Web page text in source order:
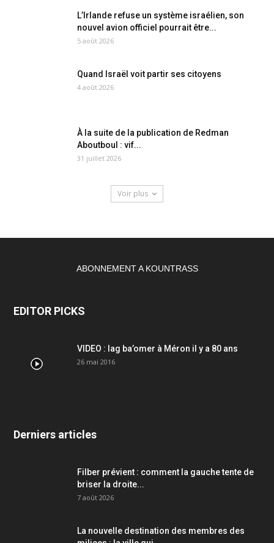
L’Irlande refuse un système israélien, son
nouvel avion officiel pourrait être...
5 août 2026
Quand Israël voit partir ses citoyens
4 août 2026
À la suite de la publication de Redman
Aboutboul : vif...
31 juillet 2026
Voir plus
ABONNEMENT A KOUNTRASS
EDITOR PICKS
VIDEO : lag ba’omer à Méron il y a 80 ans
26 mai 2016
Derniers articles
Filber prévient : comment la gauche tente de
briser la droite...
7 août 2026
La nouvelle destination des membres des